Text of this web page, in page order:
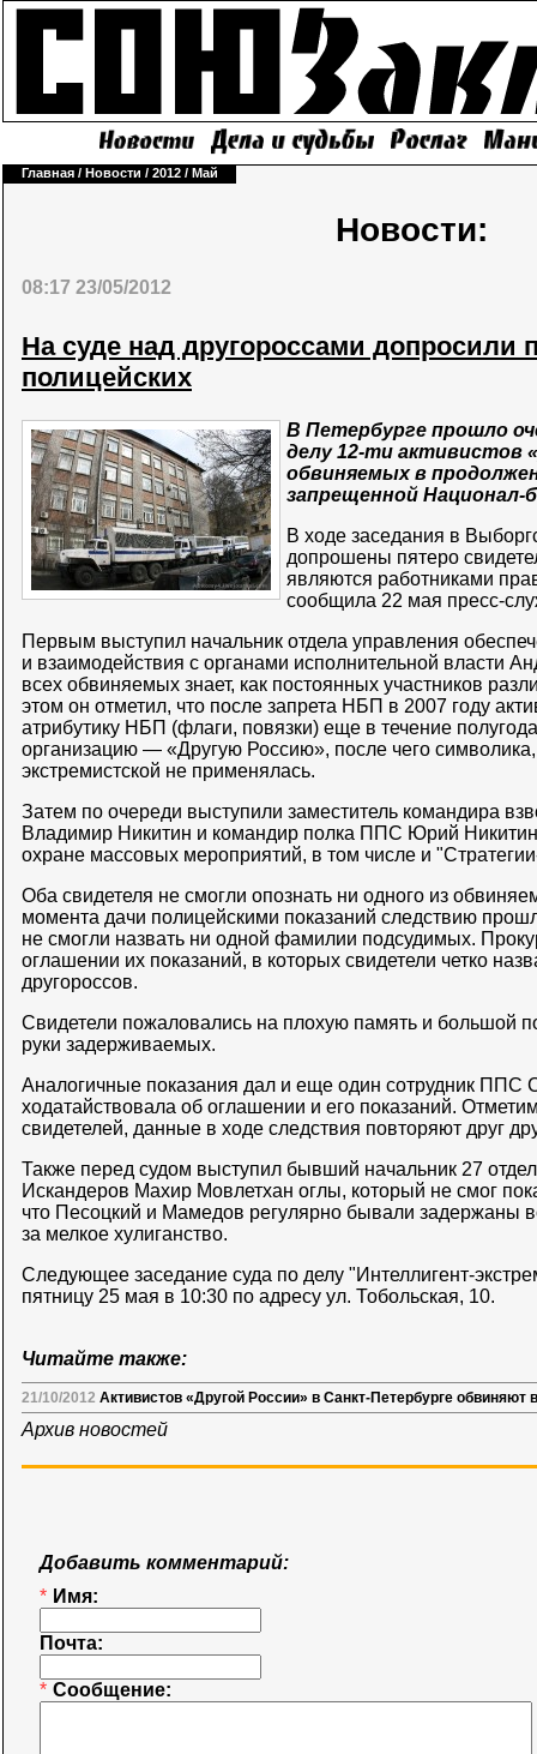
Главная / Новости / 2012 / Май
Новости:
08:17 23/05/2012
На суде над другороссами допросили
полицейских
В Петербурге прошло
делу 12-ти активистов
обвиняемых в
запрещенной
В ходе заседания в
допрошены пятеро
являются работниками
сообщила 22 мая пресс-
Первым выступил начальник отдела управления
и взаимодействия с органами исполнительной власти
всех обвиняемых знает, как постоянных участников
этом он отметил, что после запрета НБП в 2007 году
атрибутику НБП (флаги, повязки) еще в течение
организацию — «Другую Россию», после чего
экстремистской не применялась.
Затем по очереди выступили заместитель командира
Владимир Никитин и командир полка ППС Юрий
охране массовых мероприятий, в том числе и
Оба свидетеля не смогли опознать ни одного из
момента дачи полицейскими показаний следствию
не смогли назвать ни одной фамилии подсудимых.
оглашении их показаний, в которых свидетели четко
другороссов.
Свидетели пожаловались на плохую память и большой
руки задерживаемых.
Аналогичные показания дал и еще один сотрудник ППС
ходатайствовала об оглашении и его показаний.
свидетелей, данные в ходе следствия повторяют друг
Также перед судом выступил бывший начальник 27
Искандеров Махир Мовлетхан оглы, который не смог
что Песоцкий и Мамедов регулярно бывали задержаны
за мелкое хулиганство.
Следующее заседание суда по делу "Интеллигент-
пятницу 25 мая в 10:30 по адресу ул. Тобольская, 10.
Читайте также:
21/10/2012 Активистов «Другой России» в Санкт-Петербурге обвиняют
Архив новостей
Добавить комментарий:
* Имя:
Почта:
* Сообщение: